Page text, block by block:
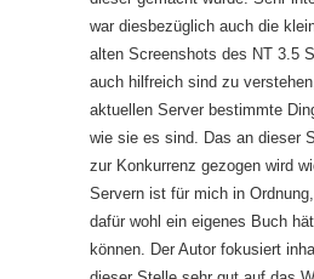
war diesbezüglich auch die
alten Screenshots des NT 3.5
auch hilfreich sind zu
aktuellen Server bestimmte
wie sie es sind. Das an dieser
zur Konkurrenz gezogen wird
Servern ist für mich in
dafür wohl ein eigenes Buch
können. Der Autor fokusiert